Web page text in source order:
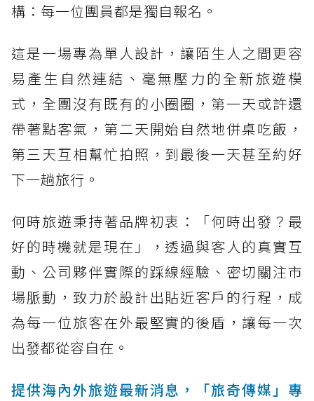
構：每一位團員都是獨自報名。
這是一場專為單人設計，讓陌生人之間更容
易產生自然連結、毫無壓力的全新旅遊模
式，全團沒有既有的小圈圈，第一天或許還
帶著點客氣，第二天開始自然地併桌吃飯，
第三天互相幫忙拍照，到最後一天甚至約好
下一趟旅行。
何時旅遊秉持著品牌初衷：「何時出發？最
好的時機就是現在」，透過與客人的真實互
動、公司夥伴實際的踩線經驗、密切關注市
場脈動，致力於設計出貼近客戶的行程，成
為每一位旅客在外最堅實的後盾，讓每一次
出發都從容自在。
提供海內外旅遊最新消息，「旅奇傳媒」專